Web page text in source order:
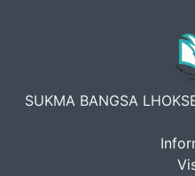
SUKMA BANGSA